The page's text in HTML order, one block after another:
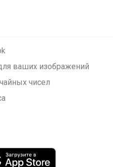
ваших изображений
чисел